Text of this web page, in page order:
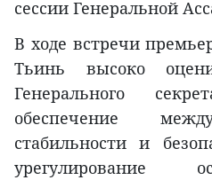
сессии Генеральной
В ходе встречи
Тьинь высоко
Генерального
обеспечение
стабильности и
урегулирование